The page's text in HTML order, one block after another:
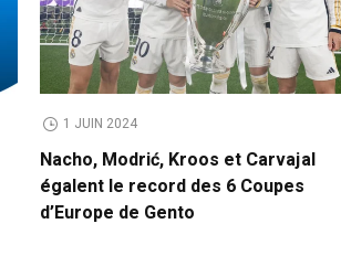
1 JUIN 2024
Nacho, Modrić, Kroos et Carvajal
égalent le record des 6 Coupes
d’Europe de Gento